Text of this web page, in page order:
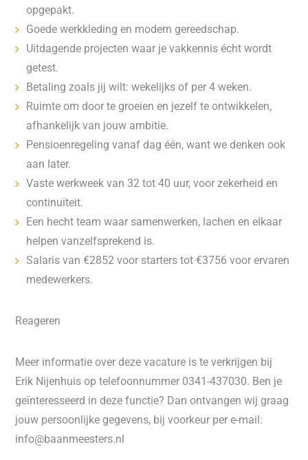
opgepakt.
Goede werkkleding en modern gereedschap.
Uitdagende projecten waar je vakkennis écht wordt
getest.
Betaling zoals jij wilt: wekelijks of per 4 weken.
Ruimte om door te groeien en jezelf te ontwikkelen,
afhankelijk van jouw ambitie.
Pensioenregeling vanaf dag één, want we denken ook
aan later.
Vaste werkweek van 32 tot 40 uur, voor zekerheid en
continuïteit.
Een hecht team waar samenwerken, lachen en elkaar
helpen vanzelfsprekend is.
Salaris van €2852 voor starters tot €3756 voor ervaren
medewerkers.
Reageren
Meer informatie over deze vacature is te verkrijgen bij
Erik Nijenhuis op telefoonnummer 0341-437030. Ben je
geïnteresseerd in deze functie? Dan ontvangen wij graag
jouw persoonlijke gegevens, bij voorkeur per e-mail:
info@baanmeesters.nl